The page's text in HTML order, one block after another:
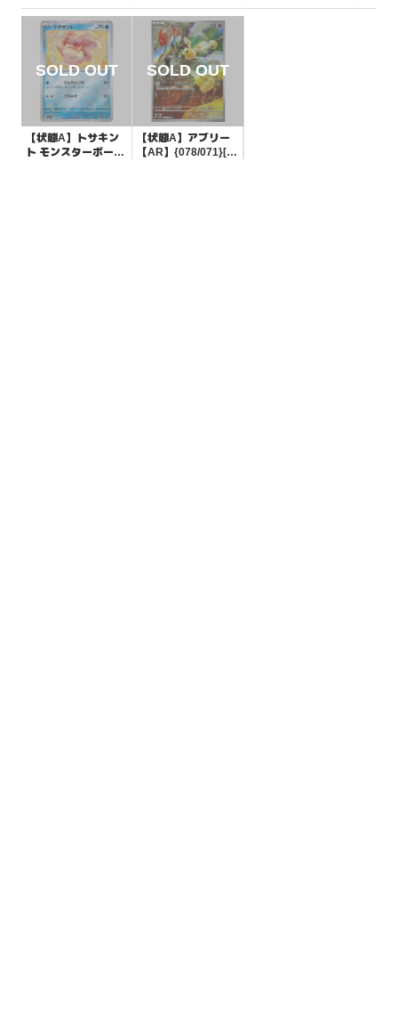
【状態A】トサキン
ト モンスターボール
【状態A】アブリー
【AR】{078/071}[S